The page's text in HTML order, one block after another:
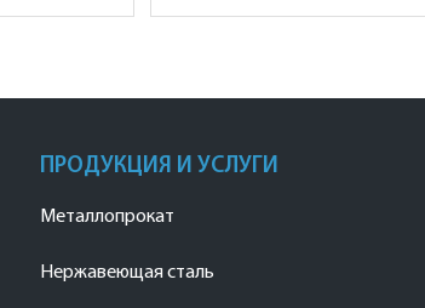
ПРОДУКЦИЯ И УСЛУГИ
Металлопрокат
Нержавеющая сталь